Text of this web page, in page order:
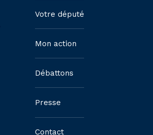
Votre député
Mon action
Débattons
Presse
Contact